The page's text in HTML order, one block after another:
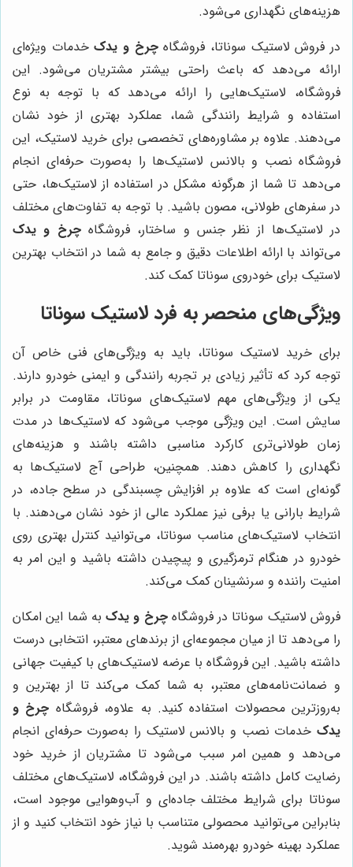
هزینه‌های نگهداری می‌شود.
در فروش لاستیک سوناتا، فروشگاهچرخ و یدکخدمات ویژه‌ای
ارائه می‌دهد که باعث راحتی بیشتر مشتریان می‌شود. این
فروشگاه، لاستیک‌هایی را ارائه می‌دهد که با توجه به نوع
استفاده و شرایط رانندگی شما، عملکرد بهتری از خود نشان
می‌دهند. علاوه بر مشاوره‌های تخصصی برای خرید لاستیک، این
فروشگاه نصب و بالانس لاستیک‌ها را به‌صورت حرفه‌ای انجام
می‌دهد تا شما از هرگونه مشکل در استفاده از لاستیک‌ها، حتی
در سفرهای طولانی، مصون باشید. با توجه به تفاوت‌های مختلف
در لاستیک‌ها از نظر جنس و ساختار، فروشگاهچرخ و یدک
می‌تواند با ارائه اطلاعات دقیق و جامع به شما در انتخاب بهترین
لاستیک برای خودروی سوناتا کمک کند.
ویژگی‌های منحصر به فرد لاستیک سوناتا
برای خرید لاستیک سوناتا، باید به ویژگی‌های فنی خاص آن
توجه کرد که تأثیر زیادی بر تجربه رانندگی و ایمنی خودرو دارند.
یکی از ویژگی‌های مهم لاستیک‌های سوناتا، مقاومت در برابر
سایش است. این ویژگی موجب می‌شود که لاستیک‌ها در مدت
زمان طولانی‌تری کارکرد مناسبی داشته باشند و هزینه‌های
نگهداری را کاهش دهند. همچنین، طراحی آج لاستیک‌ها به
گونه‌ای است که علاوه بر افزایش چسبندگی در سطح جاده، در
شرایط بارانی یا برفی نیز عملکرد عالی از خود نشان می‌دهند. با
انتخاب لاستیک‌های مناسب سوناتا، می‌توانید کنترل بهتری روی
خودرو در هنگام ترمزگیری و پیچیدن داشته باشید و این امر به
امنیت راننده و سرنشینان کمک می‌کند.
فروش لاستیک سوناتا در فروشگاهچرخ و یدکبه شما این امکان
را می‌دهد تا از میان مجموعه‌ای از برندهای معتبر، انتخابی درست
داشته باشید. این فروشگاه با عرضه لاستیک‌های با کیفیت جهانی
و ضمانت‌نامه‌های معتبر، به شما کمک می‌کند تا از بهترین و
به‌روزترین محصولات استفاده کنید. به علاوه، فروشگاه چرخ و
یدک خدمات نصب و بالانس لاستیک را به‌صورت حرفه‌ای انجام
می‌دهد و همین امر سبب می‌شود تا مشتریان از خرید خود
رضایت کامل داشته باشند. در این فروشگاه، لاستیک‌های مختلف
سوناتا برای شرایط مختلف جاده‌ای و آب‌وهوایی موجود است،
بنابراین می‌توانید محصولی متناسب با نیاز خود انتخاب کنید و از
عملکرد بهینه خودرو بهره‌مند شوید.